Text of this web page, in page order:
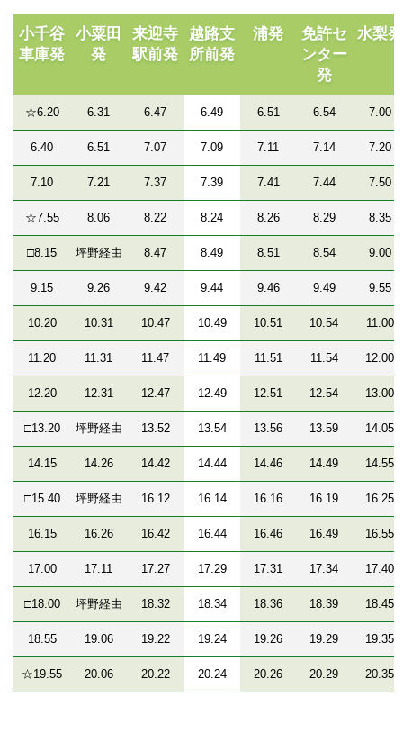
小千谷
車庫発
小粟田
発
来迎寺
駅前発
越路支
所前発
浦発
免許セ
ンター
発
水梨発
☆6.20 6.31 6.47 6.49 6.51 6.54 7.00
6.40 6.51 7.07 7.09 7.11 7.14 7.20
7.10 7.21 7.37 7.39 7.41 7.44 7.50
☆7.55 8.06 8.22 8.24 8.26 8.29 8.35
□8.15 坪野経由 8.47 8.49 8.51 8.54 9.00
9.15 9.26 9.42 9.44 9.46 9.49 9.55
10.20 10.31 10.47 10.49 10.51 10.54 11.00
11.20 11.31 11.47 11.49 11.51 11.54 12.00
12.20 12.31 12.47 12.49 12.51 12.54 13.00
□13.20 坪野経由 13.52 13.54 13.56 13.59 14.05
14.15 14.26 14.42 14.44 14.46 14.49 14.55
□15.40 坪野経由 16.12 16.14 16.16 16.19 16.25
16.15 16.26 16.42 16.44 16.46 16.49 16.55
17.00 17.11 17.27 17.29 17.31 17.34 17.40
□18.00 坪野経由 18.32 18.34 18.36 18.39 18.45
18.55 19.06 19.22 19.24 19.26 19.29 19.35
☆19.55 20.06 20.22 20.24 20.26 20.29 20.35